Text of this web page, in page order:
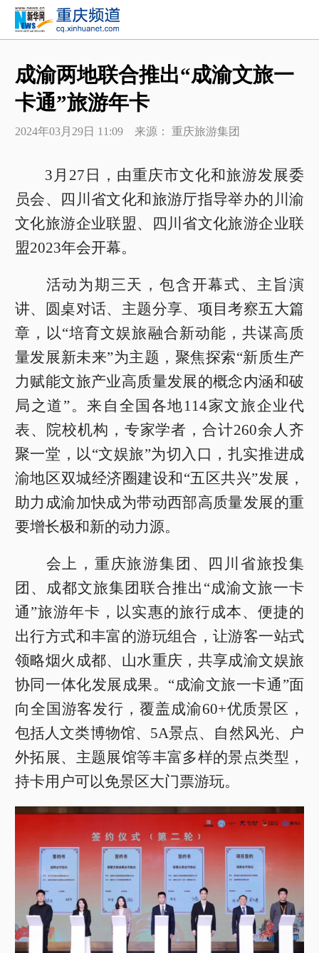
成渝两地联合推出“成渝文旅一
卡通”旅游年卡
2024年03月29日 11:09 来源： 重庆旅游集团
3月27日，由重庆市文化和旅游发展委
员会、四川省文化和旅游厅指导举办的川渝
文化旅游企业联盟、四川省文化旅游企业联
盟2023年会开幕。
活动为期三天，包含开幕式、主旨演
讲、圆桌对话、主题分享、项目考察五大篇
章，以“培育文娱旅融合新动能，共谋高质
量发展新未来”为主题，聚焦探索“新质生产
力赋能文旅产业高质量发展的概念内涵和破
局之道”。来自全国各地114家文旅企业代
表、院校机构，专家学者，合计260余人齐
聚一堂，以“文娱旅”为切入口，扎实推进成
渝地区双城经济圈建设和“五区共兴”发展，
助力成渝加快成为带动西部高质量发展的重
要增长极和新的动力源。
会上，重庆旅游集团、四川省旅投集
团、成都文旅集团联合推出“成渝文旅一卡
通”旅游年卡，以实惠的旅行成本、便捷的
出行方式和丰富的游玩组合，让游客一站式
领略烟火成都、山水重庆，共享成渝文娱旅
协同一体化发展成果。“成渝文旅一卡通”面
向全国游客发行，覆盖成渝60+优质景区，
包括人文类博物馆、5A景点、自然风光、户
外拓展、主题展馆等丰富多样的景点类型，
持卡用户可以免景区大门票游玩。